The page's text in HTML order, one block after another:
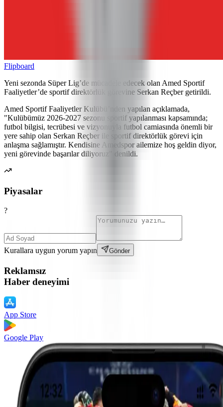
Flipboard
Yeni sezonda Süper Lig’de mücadele edecek olan Amed Sportif
Faaliyetler’de sportif direktörlük görevine Serkan Reçber getirildi.
Amed Sportif Faaliyetler Kulübü’nden yapılan açıklamada,
"Kulübümüz 2026-2027 sezonu sportif yapılanması kapsamında;
futbol bilgisi, tecrübesi ve vizyonuyla futbol camiasında önemli bir
yere sahip olan Serkan Reçber ile sportif direktörlük görevi için
anlaşma sağlamıştır. Kendisine Amedspor ailemize hoş geldin diyor,
yeni görevinde başarılar diliyoruz" denildi.
Piyasalar
?
Kurallara uygun yorum yapın Gönder
Reklamsız
Haber deneyimi
App Store
Google Play